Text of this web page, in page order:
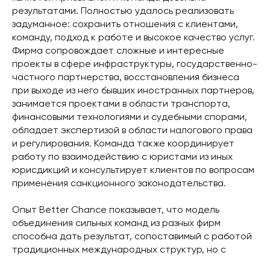
результатами. Полностью удалось реализовать
задуманное: сохранить отношения с клиентами,
команду, подход к работе и высокое качество услуг.
Фирма сопровождает сложные и интересные
проекты в сфере инфраструктуры, государственно-
частного партнерства, восстановления бизнеса
при выходе из него бывших иностранных партнеров,
занимается проектами в области транспорта,
финансовыми технологиями и судебными спорами,
обладает экспертизой в области налогового права
и регулирования. Команда также координирует
работу по взаимодействию с юристами из иных
юрисдикций и консультирует клиентов по вопросам
применения санкционного законодательства.
Опыт Better Chance показывает, что модель
объединения сильных команд из разных фирм
способна дать результат, сопоставимый с работой
традиционных международных структур, но с